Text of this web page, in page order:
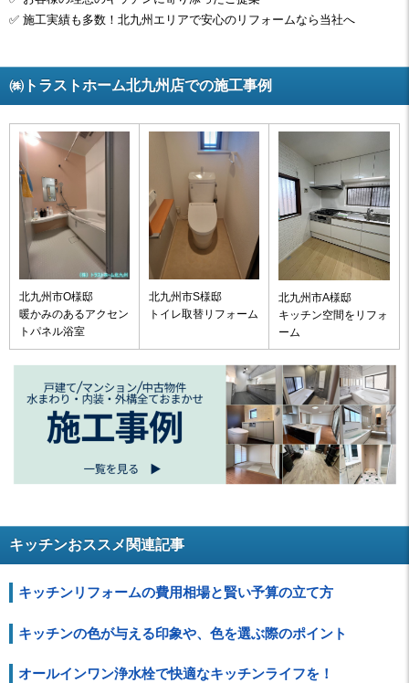
✅ 施工実績も多数！北九州エリアで安心のリフォームなら当社へ
㈱トラストホーム北九州店での施工事例
北九州市O様邸
暖かみのあるアクセン
トパネル浴室
北九州市S様邸
トイレ取替リフォーム
北九州市A様邸
キッチン空間をリフォ
ーム
キッチンおススメ関連記事
キッチンリフォームの費用相場と賢い予算の立て方
キッチンの色が与える印象や、色を選ぶ際のポイント
オールインワン浄水栓で快適なキッチンライフを！